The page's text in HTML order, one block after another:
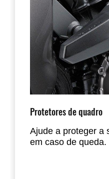
Protetores de quadro
Ajude a proteger a
em caso de queda.